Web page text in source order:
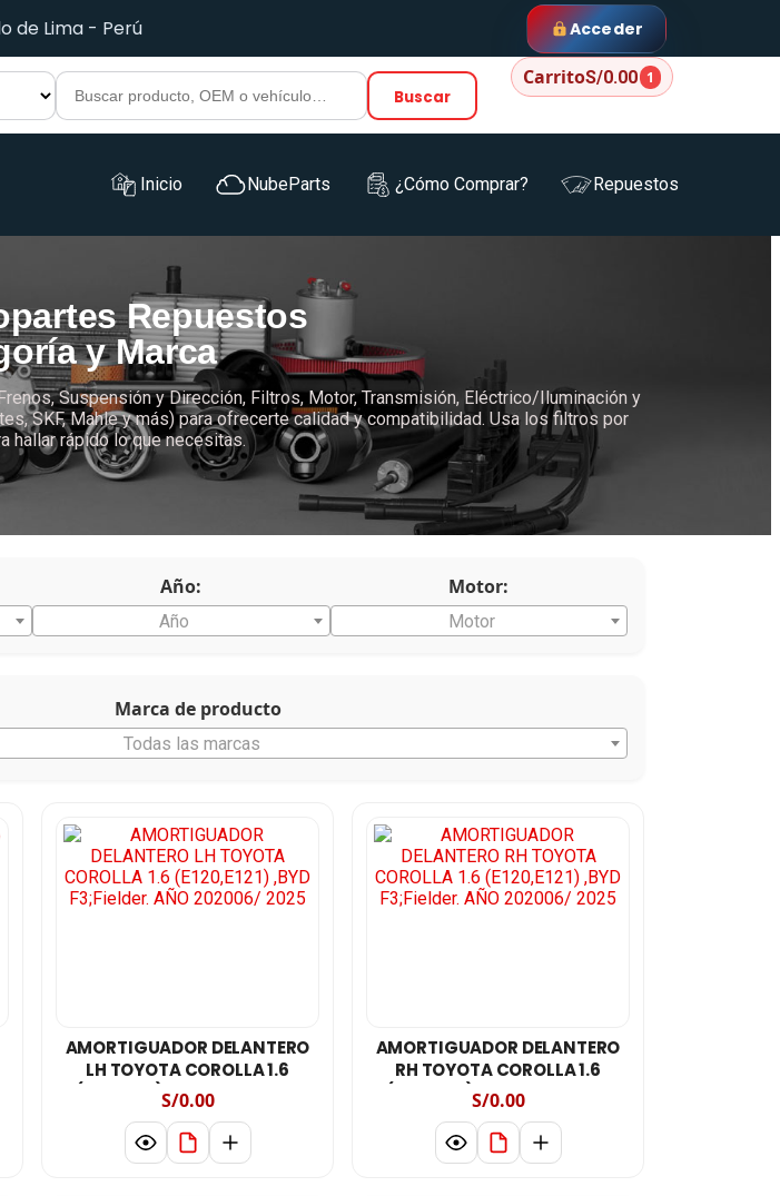
de Lima - Perú Acceder
Buscar
CarritoS/0.00 1
Inicio NubeParts ¿Cómo Comprar? Repuestos
Repuestos
y Marca
Suspensión y Dirección, Filtros, Motor, Transmisión, Eléctrico/Iluminación y
SKF, Mahle y más) para ofrecerte calidad y compatibilidad. Usa los filtros por
hallar rápido lo que necesitas.
Año:
Año
Motor:
Motor
Marca de producto
Todas las marcas
AMORTIGUADOR DELANTERO
LH TOYOTA COROLLA 1.6
(E120,E121) ,BYD F3;Fielder.
AÑO 202006/ 2025
S/0.00
AMORTIGUADOR DELANTERO
RH TOYOTA COROLLA 1.6
(E120,E121) ,BYD F3;Fielder.
AÑO 202006/ 2025
S/0.00